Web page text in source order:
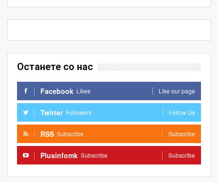
Останете со нас
Facebook Likes Like our page
Twitter Followers Follow Us
RSS Subscribe Subscribe
Plusinfomk Subscribe Subscribe